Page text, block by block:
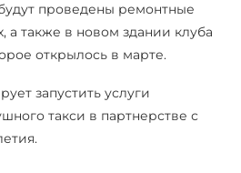
проведены ремонтные
а также в новом здании клуба
открылось в марте.
запустить услуги
такси в партнерстве с